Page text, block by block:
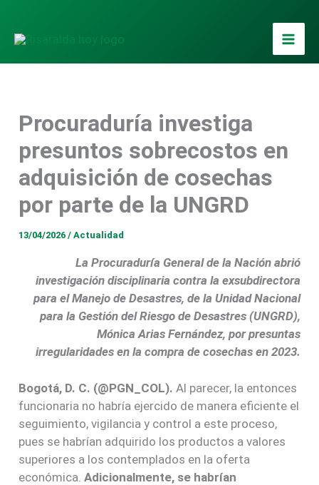
contenido
Procuraduría investiga
presuntos sobrecostos en
adquisición de cosechas
por parte de la UNGRD
13/04/2026/Actualidad
La Procuraduría General de la Nación abrió
investigación disciplinaria contra la exsubdirectora
para el Manejo de Desastres, de la Unidad Nacional
para la Gestión del Riesgo de Desastres (UNGRD),
Mónica Arias Fernández, por presuntas
irregularidades en la compra de cosechas en 2023.
Bogotá, D. C. (@PGN_COL).Al parecer, la entonces
funcionaria no habría ejercido de manera eficiente el
seguimiento, vigilancia y control a este proceso,
pues se habrían adquirido los productos a valores
superiores a los contemplados en la oferta
económica.Adicionalmente, se habrían